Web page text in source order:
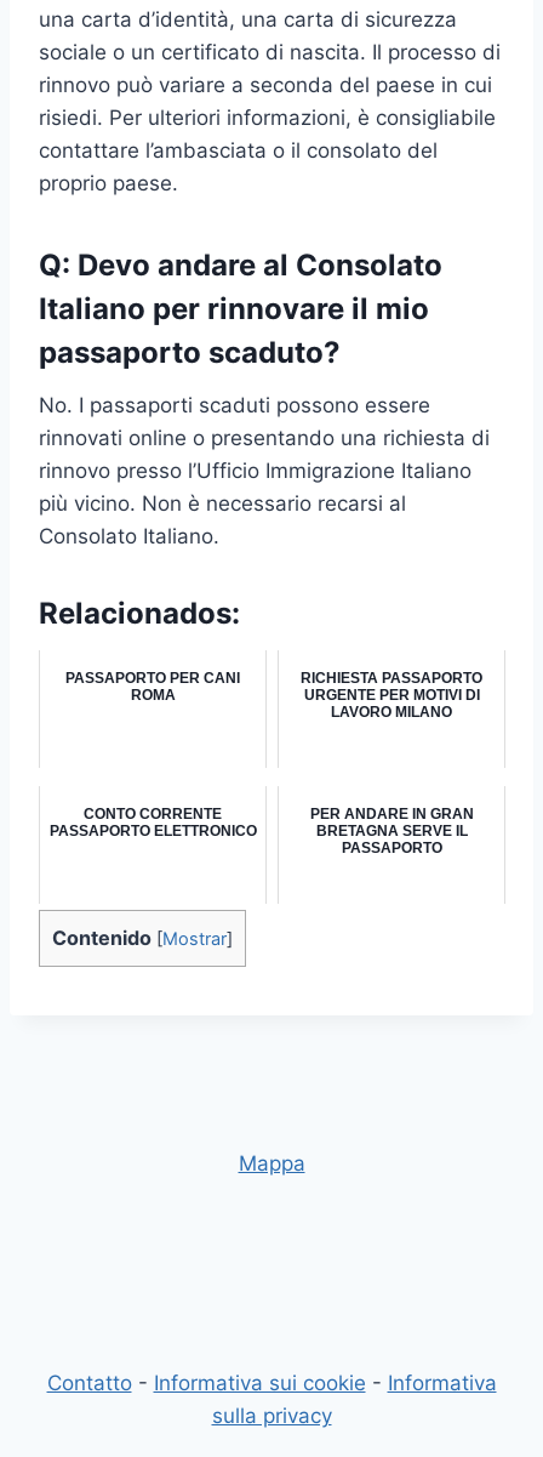
una carta d’identità, una carta di sicurezza
sociale o un certificato di nascita. Il processo di
rinnovo può variare a seconda del paese in cui
risiedi. Per ulteriori informazioni, è consigliabile
contattare l’ambasciata o il consolato del
proprio paese.
Q: Devo andare al Consolato
Italiano per rinnovare il mio
passaporto scaduto?
No. I passaporti scaduti possono essere
rinnovati online o presentando una richiesta di
rinnovo presso l’Ufficio Immigrazione Italiano
più vicino. Non è necessario recarsi al
Consolato Italiano.
Relacionados:
PASSAPORTO PER CANI
ROMA
RICHIESTA PASSAPORTO
URGENTE PER MOTIVI DI
LAVORO MILANO
CONTO CORRENTE
PASSAPORTO ELETTRONICO
PER ANDARE IN GRAN
BRETAGNA SERVE IL
PASSAPORTO
Contenido [Mostrar]
Mappa
Contatto- Informativa sui cookie - Informativa
sulla privacy